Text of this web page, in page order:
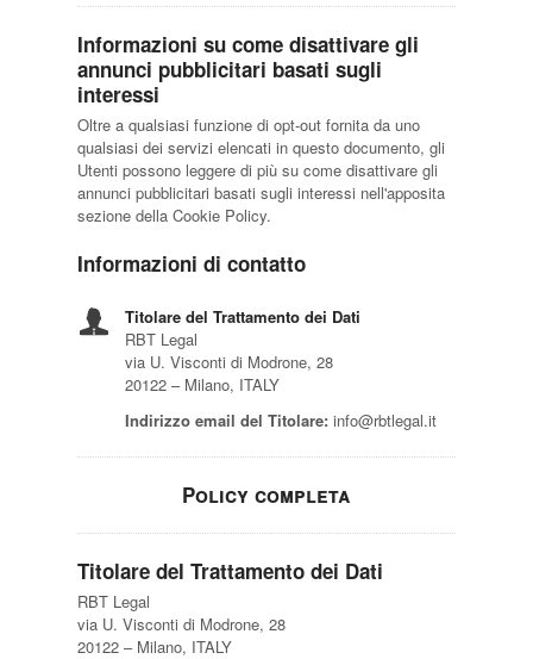
Informazioni su come disattivare gli
annunci pubblicitari basati sugli
interessi
Oltre a qualsiasi funzione di opt-out fornita da uno
qualsiasi dei servizi elencati in questo documento, gli
Utenti possono leggere di più su come disattivare gli
annunci pubblicitari basati sugli interessi nell'apposita
sezione della Cookie Policy.
Informazioni di contatto
Titolare del Trattamento dei Dati
RBT Legal
via U. Visconti di Modrone, 28
20122 – Milano, ITALY
Indirizzo email del Titolare: info@rbtlegal.it
Policy completa
Titolare del Trattamento dei Dati
RBT Legal
via U. Visconti di Modrone, 28
20122 – Milano, ITALY